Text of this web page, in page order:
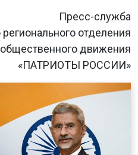
Пресс-служба
отделения
движения
«ПАТРИОТЫ РОССИИ»